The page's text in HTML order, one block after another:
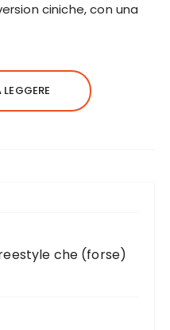
ciniche, con una
che (forse)